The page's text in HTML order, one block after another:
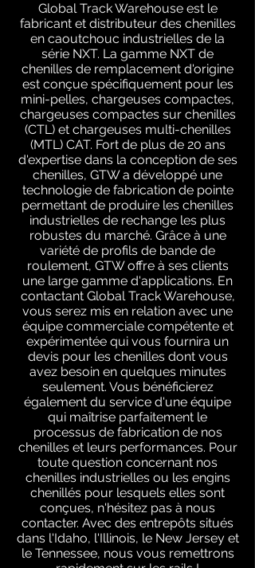
Global Track Warehouse est le
fabricant et distributeur des chenilles
en caoutchouc industrielles de la
série NXT. La gamme NXT de
chenilles de remplacement d'origine
est conçue spécifiquement pour les
mini-pelles, chargeuses compactes,
chargeuses compactes sur chenilles
(CTL) et chargeuses multi-chenilles
(MTL) CAT. Fort de plus de 20 ans
d'expertise dans la conception de ses
chenilles, GTW a développé une
technologie de fabrication de pointe
permettant de produire les chenilles
industrielles de rechange les plus
robustes du marché. Grâce à une
variété de profils de bande de
roulement, GTW offre à ses clients
une large gamme d'applications. En
contactant Global Track Warehouse,
vous serez mis en relation avec une
équipe commerciale compétente et
expérimentée qui vous fournira un
devis pour les chenilles dont vous
avez besoin en quelques minutes
seulement. Vous bénéficierez
également du service d'une équipe
qui maîtrise parfaitement le
processus de fabrication de nos
chenilles et leurs performances. Pour
toute question concernant nos
chenilles industrielles ou les engins
chenillés pour lesquels elles sont
conçues, n'hésitez pas à nous
contacter. Avec des entrepôts situés
dans l'Idaho, l'Illinois, le New Jersey et
le Tennessee, nous vous remettrons